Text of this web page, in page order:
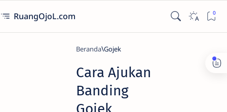
RuangOjoL.com
Beranda Gojek
Cara Ajukan
Banding